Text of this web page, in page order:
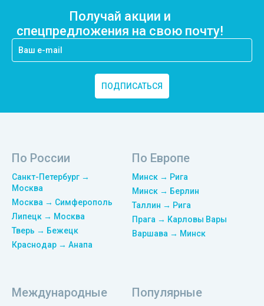
Получай акции и
спецпредложения на свою почту!
ПОДПИСАТЬСЯ
По России
Санкт-Петербург →
Москва
Москва → Симферополь
Липецк → Москва
Тверь → Бежецк
Краснодар → Анапа
По Европе
Минск → Рига
Минск → Берлин
Таллин → Рига
Прага → Карловы Вары
Варшава → Минск
Международные Популярные